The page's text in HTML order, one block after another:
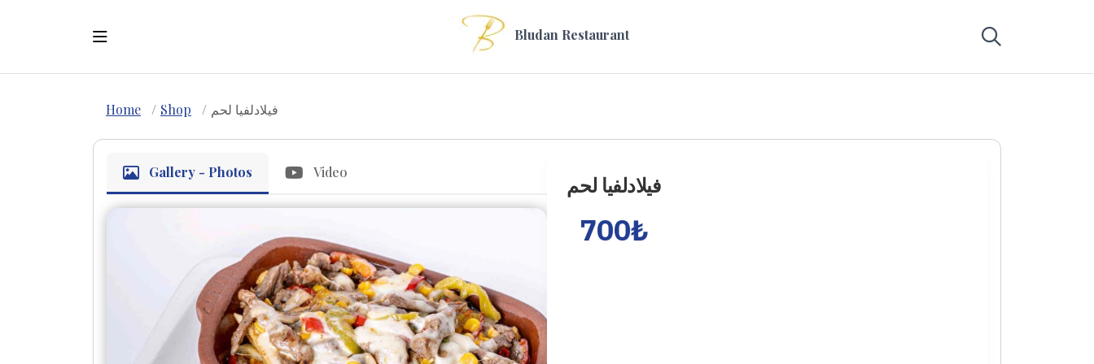
Bludan Restaurant
Home Shop فيلادلفيا لحم
Gallery - Photos Video فيلادلفيا لحم
700₺